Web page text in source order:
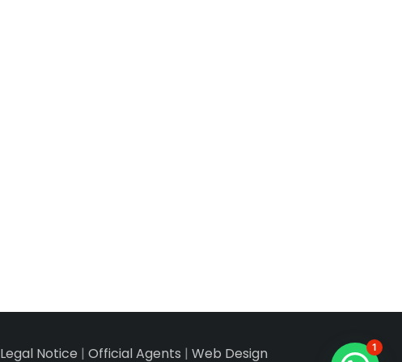
Legal Notice | Official Agents | Web Design 1